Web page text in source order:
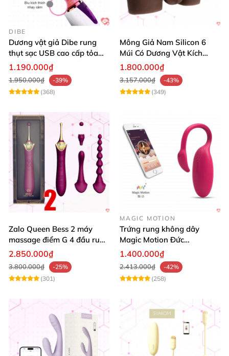
DIBE
Dương vật giả Dibe rung
thụt sạc USB cao cấp tỏa
nhiệt mạnh
1.190.000₫
1.950.000₫
-39%
(368)
Mông Giả Nam Silicon 6
Múi Có Dương Vật Kích
Thước Lớn Hấp Dẫn
1.800.000₫
3.157.000₫
-43%
(349)
Zalo Queen Bess 2 máy
massage điểm G 4 đầu rung
toả nhiệt cao cấp
2.850.000₫
3.800.000₫
-25%
(301)
MAGIC MOTION
Trứng rung không dây
Magic Motion Đức
Bluetooth cao cấp kích thích
1.400.000₫
2.413.000₫
-42%
(258)